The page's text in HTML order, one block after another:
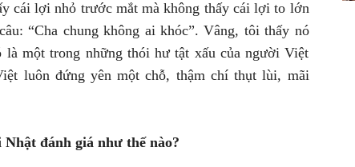
cái lợi nhỏ trước mắt mà không thấy cái lợi to lớn
“Cha chung không ai khóc”. Vâng, tôi thấy nó
một trong những thói hư tật xấu của người Việt
luôn đứng yên một chỗ, thậm chí thụt lùi, mãi
đánh giá như thế nào?